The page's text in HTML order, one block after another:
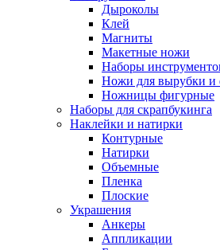
Дыроколы
Клей
Магниты
Макетные ножи
Наборы
Ножи для вырубки и
Ножницы фигурные
Наборы для скрапбукинга
Наклейки и натирки
Контурные
Натирки
Объемные
Пленка
Плоские
Украшения
Анкеры
Аппликации